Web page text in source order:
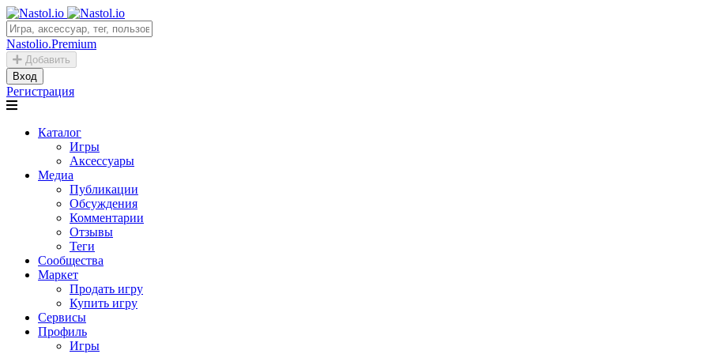
Nastolio.Premium
Добавить
Вход
Регистрация
Каталог
Игры
Аксессуары
Медиа
Публикации
Обсуждения
Комментарии
Отзывы
Теги
Сообщества
Маркет
Продать игру
Купить игру
Сервисы
Профиль
Игры